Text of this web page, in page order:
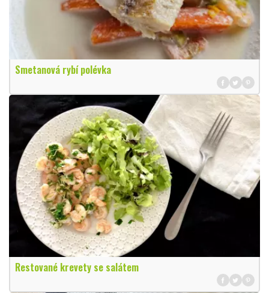
Smetanová rybí polévka
Restované krevety se salátem